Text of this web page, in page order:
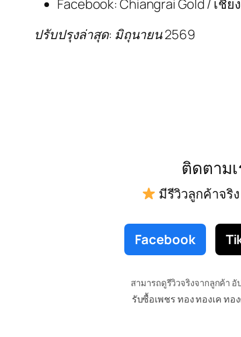
Facebook: Chiangrai Gold / เชี
ปรับปรุงล่าสุด: มิถุนายน 2569
ติดตาม
มีรีวิวลูกค้าจริง
Facebook
สามารถดูรีวิวจริงจากลูกค้า
รับซื้อเพชร ทอง ทองเค ทอ